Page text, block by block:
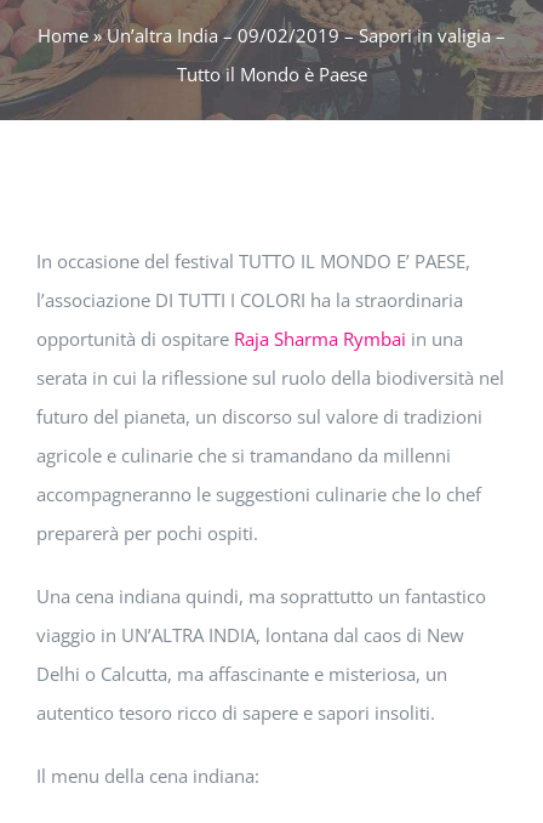
Home»Un’altra India – 09/02/2019 – Sapori in valigia –
Tutto il Mondo è Paese
In occasione del festival TUTTO IL MONDO E’ PAESE,
l’associazione DI TUTTI I COLORI ha la straordinaria
opportunità di ospitare Raja Sharma Rymbai in una
serata in cui la riflessione sul ruolo della biodiversità nel
futuro del pianeta, un discorso sul valore di tradizioni
agricole e culinarie che si tramandano da millenni
accompagneranno le suggestioni culinarie che lo chef
preparerà per pochi ospiti.
Una cena indiana quindi, ma soprattutto un fantastico
viaggio in UN’ALTRA INDIA, lontana dal caos di New
Delhi o Calcutta, ma affascinante e misteriosa, un
autentico tesoro ricco di sapere e sapori insoliti.
Il menu della cena indiana: